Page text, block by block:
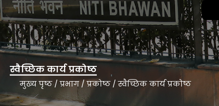
मुख्य पृष्ठ/प्रभाग / प्रकोष्ठ /स्वैच्छिक कार्य प्रकोष्ठ
स्वैच्छिक कार्य प्रकोष्ठ